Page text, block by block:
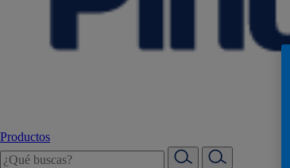
Productos